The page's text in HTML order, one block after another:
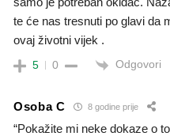
te će nas tresnuti po glavi da
ovaj životni vijek .
5 0 Odgovori
Osoba C 8 godine prije
“Pokažite mi neke dokaze